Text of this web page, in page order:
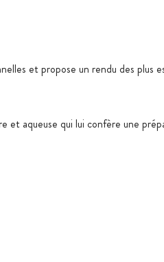
et propose un rendu des plus
aqueuse qui lui confère une